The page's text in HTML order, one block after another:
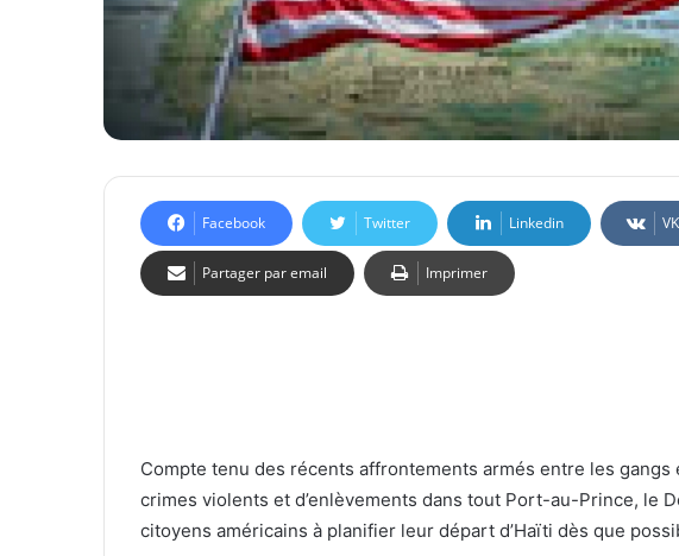
Facebook Twitter Linkedin
Partager par email Imprimer
Compte tenu des récents affrontements armés entre les
crimes violents et d’enlèvements dans tout Port-au-Prince, le
citoyens américains à planifier leur départ d’Haïti dès que